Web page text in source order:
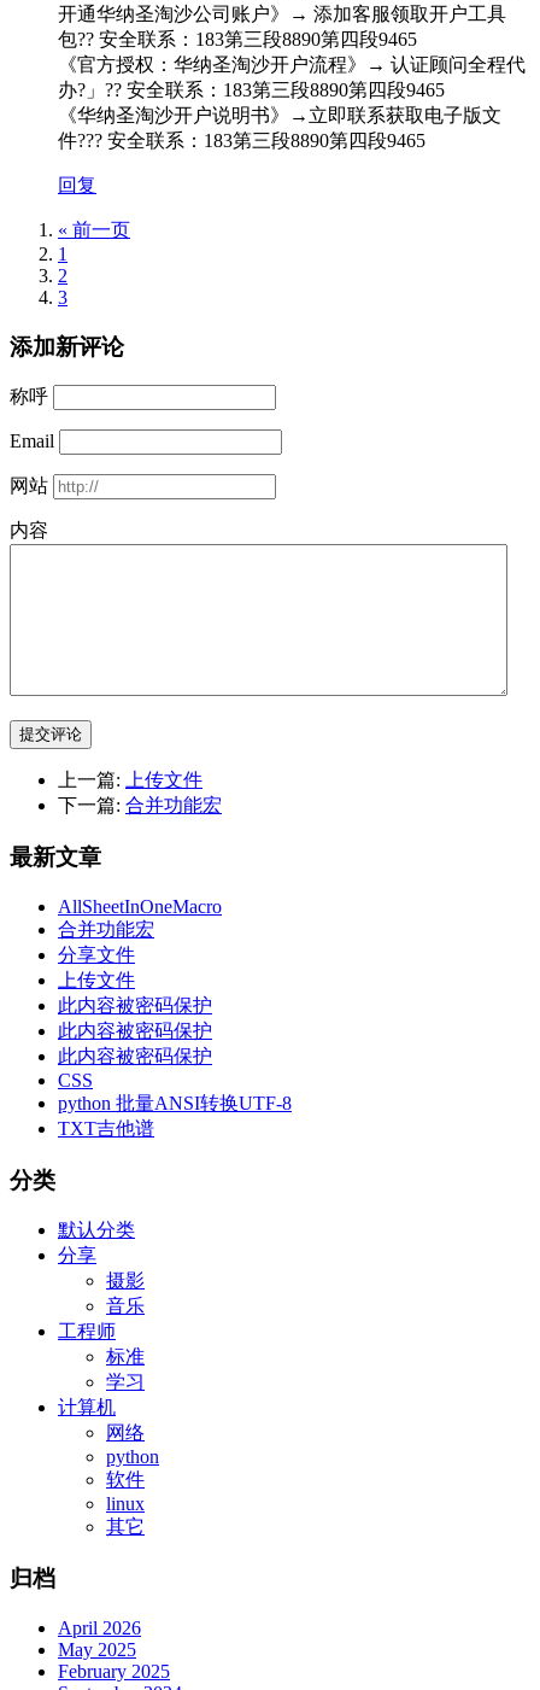
开通华纳圣淘沙公司账户》→ 添加客服领取开户工具
包?? 安全联系：183第三段8890第四段9465
《官方授权：华纳圣淘沙开户流程》→ 认证顾问全程代
办?」?? 安全联系：183第三段8890第四段9465
《华纳圣淘沙开户说明书》→立即联系获取电子版文
件??? 安全联系：183第三段8890第四段9465
回复
« 前一页
1
2
3
添加新评论
称呼
Email
网站
内容
提交评论
上一篇: 上传文件
下一篇: 合并功能宏
最新文章
AllSheetInOneMacro
合并功能宏
分享文件
上传文件
此内容被密码保护
此内容被密码保护
此内容被密码保护
CSS
python 批量ANSI转换UTF-8
TXT吉他谱
分类
默认分类
分享
摄影
音乐
工程师
标准
学习
计算机
网络
python
软件
linux
其它
归档
April 2026
May 2025
February 2025